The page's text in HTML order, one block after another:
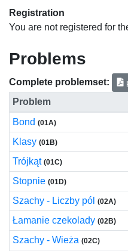
Registration
You are not registered for
Problems
Complete problemset:
Problem
Bond (01A)
Klasy (01B)
Trójkąt (01C)
Stopnie (01D)
Szachy - Liczby pól (02A)
Łamanie czekolady (02B)
Szachy - Wieża (02C)